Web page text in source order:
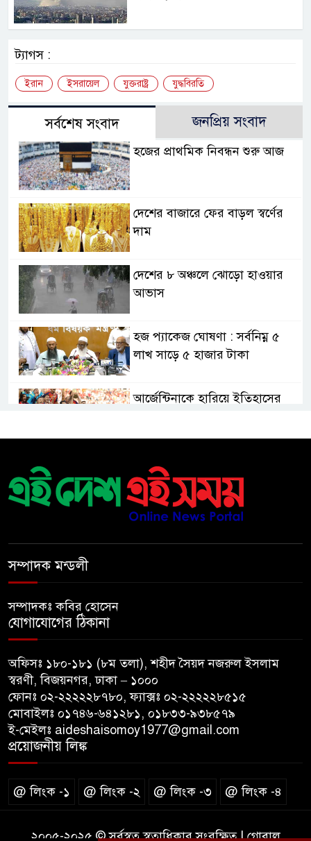
ট্যাগস :
ইরান ইসরায়েল যুক্তরাষ্ট্র যুদ্ধবিরতি
সর্বশেষ সংবাদ জনপ্রিয় সংবাদ
হজের প্রাথমিক নিবন্ধন শুরু আজ
দেশের বাজারে ফের বাড়ল স্বর্ণের
দাম
দেশের ৮ অঞ্চলে ঝোড়ো হাওয়ার
আভাস
হজ প্যাকেজ ঘোষণা : সর্বনিম্ন ৫
লাখ সাড়ে ৫ হাজার টাকা
আর্জেন্টিনাকে হারিয়ে ইতিহাসের
রানার্সআপ হয়েও বীরের মর্যাদা,
আর্জেন্টিনায় সাধারণ ছুটি ঘোষণা
মধ্যপ্রাচ্যে যুক্তরাষ্ট্র-ইরান পাল্টাপাল্টি
হামলা অব্যাহত, উত্তেজনা আরও
তীব্র
দেশকে আরো সবুজ করে গড়ে
সম্পাদক মন্ডলী
সম্পাদকঃ কবির হোসেন
যোগাযোগের ঠিকানা
অফিসঃ ১৮০-১৮১ (৮ম তলা), শহীদ সৈয়দ নজরুল ইসলাম
স্বরণী, বিজয়নগর, ঢাকা – ১০০০
ফোনঃ ০২-২২২২২৮৭৮০, ফ্যাক্সঃ ০২-২২২২২৮৫১৫
মোবাইলঃ ০১৭৪৬-৬৪১২৮১, ০১৮৩৩-৯৩৮৫৭৯
ই-মেইলঃ aideshaisomoy1977@gmail.com
প্রয়োজনীয় লিঙ্ক
@ লিংক -১ @ লিংক -২ @ লিংক -৩ @ লিংক -৪
২০০৫-২০২৫ © সর্বস্বত্ব স্বত্বাধিকার সংরক্ষিত | গ্লোবাল